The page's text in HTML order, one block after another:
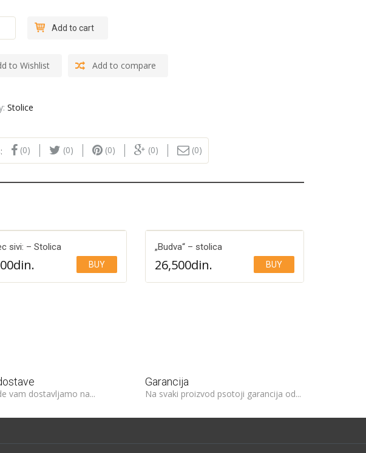
Add to cart
to Wishlist Add to compare
Stolice
(0) (0) (0) (0) (0)
sivi: – Stolica
din. BUY
„Budva“ – stolica
26,500din. BUY
vam dostavljamo na...
Garancija
Na svaki proizvod psotoji garancija od...